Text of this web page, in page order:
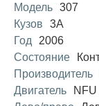
Модель 307
Кузов
3A
Год
2006
Состояние
Производитель
Двигатель
NFU